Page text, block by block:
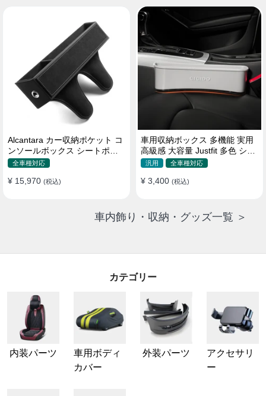
Alcantara カー収納ポケット コ
ンソールボックス シートポケ
ット 隙間ポケットセット
全車種対応
¥ 15,970 (税込)
車用収納ボックス 多機能 実用
高級感 大容量 Justfit 多色 シー
トポケット ギャップ 隙間収納
汎用 全車種対応
¥ 3,400 (税込)
車内飾り・収納・グッズ一覧 ＞
カテゴリー
内装パーツ
車用ボディ
カバー
外装パーツ
アクセサリ
ー